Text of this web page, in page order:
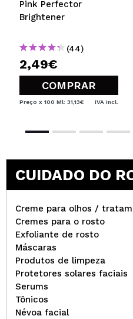
Pink Perfector
Brightener
(44)
2,49€
COMPRAR
Preço x 100 Ml: 31,13€ IVA Incl.
CUIDADO DO
Creme para olhos /
Cremes para o rosto
Exfoliante de rosto
Máscaras
Produtos de limpeza
Protetores solares faciais
Serums
Tônicos
Névoa facial